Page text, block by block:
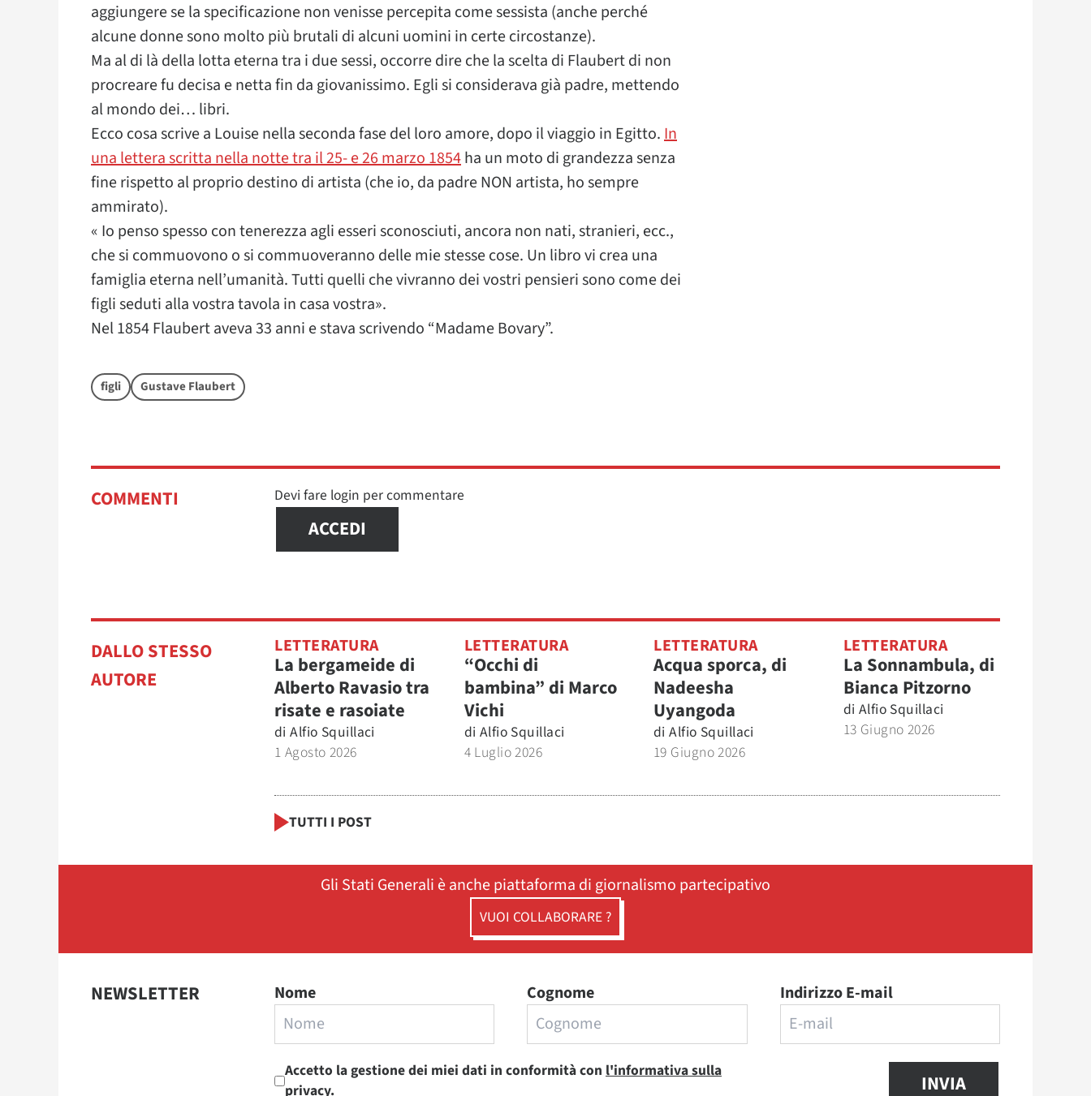
aggiungere se la specificazione non venisse percepita come sessista (anche perché
alcune donne sono molto più brutali di alcuni uomini in certe circostanze).
Ma al di là della lotta eterna tra i due sessi, occorre dire che la scelta di Flaubert di non
procreare fu decisa e netta fin da giovanissimo. Egli si considerava già padre, mettendo
al mondo dei… libri.
Ecco cosa scrive a Louise nella seconda fase del loro amore, dopo il viaggio in Egitto.In
una lettera scritta nella notte tra il 25- e 26 marzo 1854ha un moto di grandezza senza
fine rispetto al proprio destino di artista (che io, da padre NON artista, ho sempre
ammirato).
« Io penso spesso con tenerezza agli esseri sconosciuti, ancora non nati, stranieri, ecc.,
che si commuovono o si commuoveranno delle mie stesse cose. Un libro vi crea una
famiglia eterna nell’umanità. Tutti quelli che vivranno dei vostri pensieri sono come dei
figli seduti alla vostra tavola in casa vostra».
Nel 1854 Flaubert aveva 33 anni e stava scrivendo “Madame Bovary”.
figli Gustave Flaubert
COMMENTI Devi fare login per commentare
ACCEDI
DALLO STESSO
AUTORE
LETTERATURA
La bergameide di
Alberto Ravasio tra
risate e rasoiate
di Alfio Squillaci
1 Agosto 2026
LETTERATURA
“Occhi di
bambina” di Marco
Vichi
di Alfio Squillaci
4 Luglio 2026
LETTERATURA
Acqua sporca, di
Nadeesha
Uyangoda
di Alfio Squillaci
19 Giugno 2026
LETTERATURA
La Sonnambula, di
Bianca Pitzorno
di Alfio Squillaci
13 Giugno 2026
TUTTI I POST
Gli Stati Generali è anche piattaforma di giornalismo partecipativo
VUOI COLLABORARE ?
NEWSLETTER Nome Cognome Indirizzo E-mail
Accetto la gestione dei miei dati in conformità con l'informativa sulla
privacy.
INVIA